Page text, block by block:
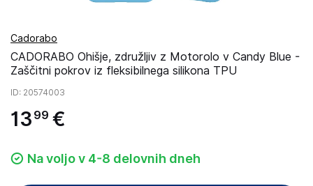
Cadorabo
CADORABO Ohišje, združljiv z Motorolo v Candy Blue -
Zaščitni pokrov iz fleksibilnega silikona TPU
ID: 20574003
13 99 €
Na voljo v 4-8 delovnih dneh